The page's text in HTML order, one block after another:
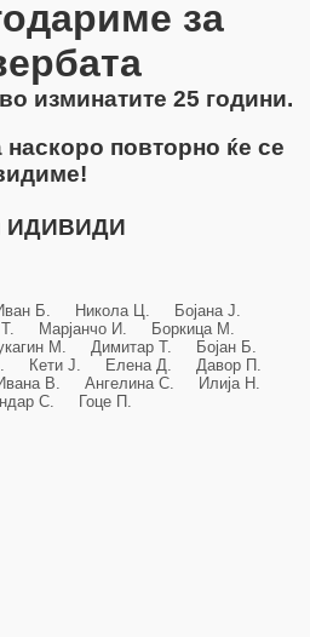
за
изминатите 25 години.
повторно ќе се
ИДИВИДИ
Б. Никола Ц. Бојана Ј.
Т. Марјанчо И. Боркица М.
М. Димитар Т. Бојан Б.
Кети Ј. Елена Д. Давор П.
В. Ангелина С. Илија Н.
С. Гоце П.